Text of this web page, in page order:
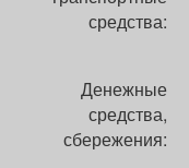
средства:
Денежные
средства,
сбережения: